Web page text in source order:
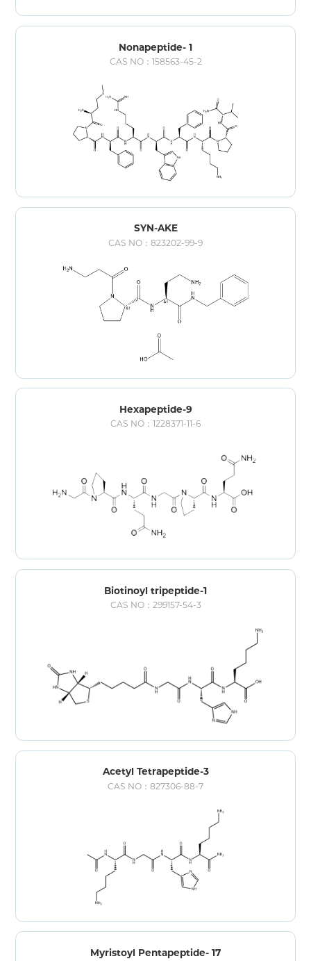
Nonapeptide- 1
CAS NO：158563-45-2
SYN-AKE
CAS NO：823202-99-9
Hexapeptide-9
CAS NO：1228371-11-6
Biotinoyl tripeptide-1
CAS NO：299157-54-3
Acetyl Tetrapeptide-3
CAS NO：827306-88-7
Myristoyl Pentapeptide- 17